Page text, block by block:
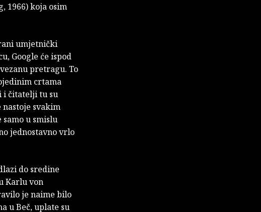
1966) koja osim
umjetnički
Google će ispod
pretragu. To
crtama
i čitatelji tu su
nastoje svakim
u smislu
jednostavno vrlo
do sredine
Karlu von
je naime bilo
u Beč, uplate su